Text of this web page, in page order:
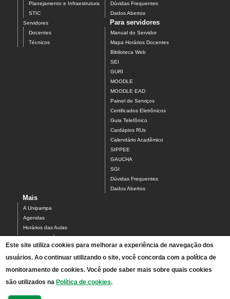
Planejamento e Infraestrutura
STIC
Servidores
Docentes
Técnicos
Dúvidas Frequentes
Dados Abertos
Para servidores
Manual do Servidor
Mapa Horários Docentes
Biblioteca Web
SEI
GURI
MOODLE
MOODLE EAD
Painel de Serviços
Certificados Eletrônicos
Guia Telefônico
Cardápios RUs
Calendário Acadêmico
SIPPEE
GAUCHA
SGI
Dúvidas Frequentes
Dados Abertos
Mais
A Unipampa
Agendas
Horários das Aulas
Centro Acadêmico do Campus Alegrete
Estrutura Organizacional
PDI 2019-2023
Orientações de segurança
Acesso ao Antigo Portal
Relatórios de Gestão e Planejamento
Este site utiliza cookies para melhorar a experiência de navegação dos
usuários. Ao continuar utilizando o site, você concorda com a política de
monitoramento de cookies. Você pode saber mais sobre quais cookies
são utilizados na Política de cookies.